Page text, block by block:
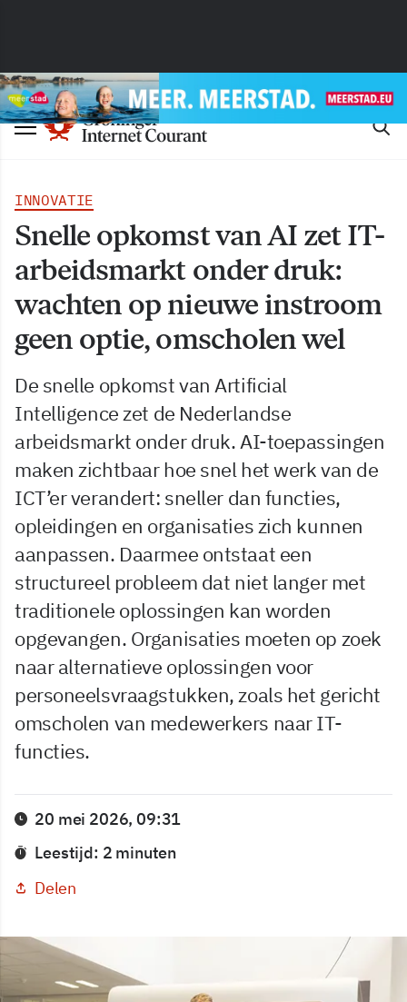
INNOVATIE
Snelle opkomst van AI zet IT-
arbeidsmarkt onder druk:
wachten op nieuwe instroom
geen optie, omscholen wel
De snelle opkomst van Artificial
Intelligence zet de Nederlandse
arbeidsmarkt onder druk. AI-toepassingen
maken zichtbaar hoe snel het werk van de
ICT’er verandert: sneller dan functies,
opleidingen en organisaties zich kunnen
aanpassen. Daarmee ontstaat een
structureel probleem dat niet langer met
traditionele oplossingen kan worden
opgevangen. Organisaties moeten op zoek
naar alternatieve oplossingen voor
personeelsvraagstukken, zoals het gericht
omscholen van medewerkers naar IT-
functies.
20 mei 2026, 09:31
Leestijd: 2 minuten
Delen